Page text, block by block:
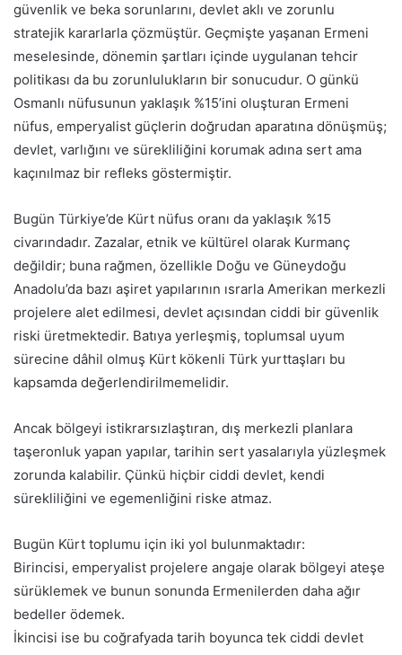
güvenlik ve beka sorunlarını, devlet aklı ve zorunlu
stratejik kararlarla çözmüştür. Geçmişte yaşanan Ermeni
meselesinde, dönemin şartları içinde uygulanan tehcir
politikası da bu zorunlulukların bir sonucudur. O günkü
Osmanlı nüfusunun yaklaşık %15’ini oluşturan Ermeni
nüfus, emperyalist güçlerin doğrudan aparatına dönüşmüş;
devlet, varlığını ve sürekliliğini korumak adına sert ama
kaçınılmaz bir refleks göstermiştir.
Bugün Türkiye’de Kürt nüfus oranı da yaklaşık %15
civarındadır. Zazalar, etnik ve kültürel olarak Kurmanç
değildir; buna rağmen, özellikle Doğu ve Güneydoğu
Anadolu’da bazı aşiret yapılarının ısrarla Amerikan merkezli
projelere alet edilmesi, devlet açısından ciddi bir güvenlik
riski üretmektedir. Batıya yerleşmiş, toplumsal uyum
sürecine dâhil olmuş Kürt kökenli Türk yurttaşları bu
kapsamda değerlendirilmemelidir.
Ancak bölgeyi istikrarsızlaştıran, dış merkezli planlara
taşeronluk yapan yapılar, tarihin sert yasalarıyla yüzleşmek
zorunda kalabilir. Çünkü hiçbir ciddi devlet, kendi
sürekliliğini ve egemenliğini riske atmaz.
Bugün Kürt toplumu için iki yol bulunmaktadır:
Birincisi, emperyalist projelere angaje olarak bölgeyi ateşe
sürüklemek ve bunun sonunda Ermenilerden daha ağır
bedeller ödemek.
İkincisi ise bu coğrafyada tarih boyunca tek ciddi devlet